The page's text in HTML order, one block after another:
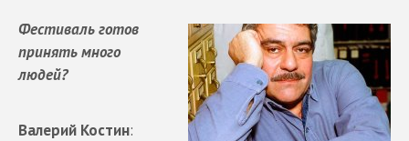
Фестиваль готов
принять много
людей?
Валерий Костин: